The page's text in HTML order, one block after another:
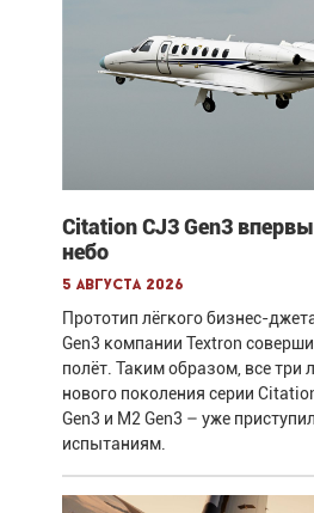
Citation CJ3 Gen3
небо
5 августа 2026
Прототип лёгкого бизнес-
Gen3 компании Textron
полёт. Таким образом, все три
нового поколения серии
Gen3 и M2 Gen3 – уже
испытаниям.